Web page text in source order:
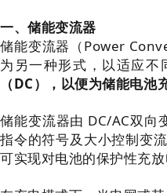
一、储能变流器
储能变流器（Power
为另一种形式，以适应不
（DC），以便为储能电
储能变流器由 DC/AC双向
指令的符号及大小控制变
可实现对电池的保护性充放